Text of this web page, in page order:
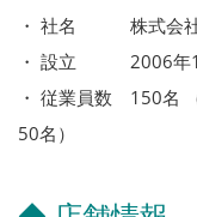
・ 社名 株式会社
・ 設立 2006年
・ 従業員数 150名
50名）